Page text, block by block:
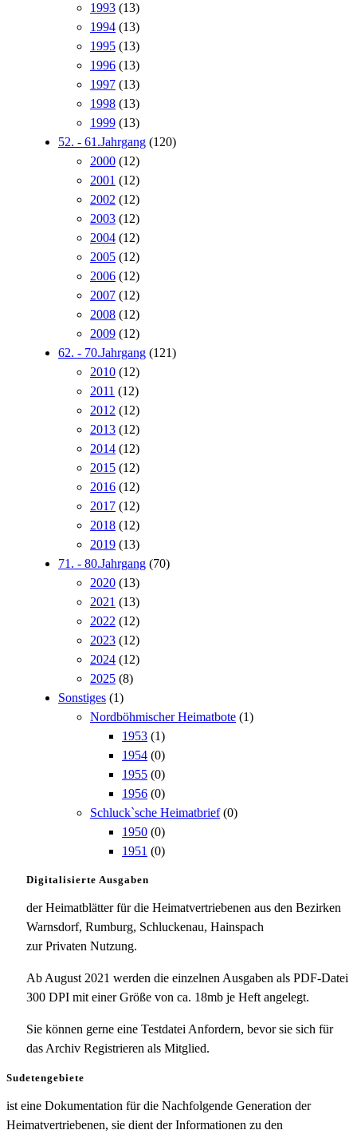
1993 (13)
1994 (13)
1995 (13)
1996 (13)
1997 (13)
1998 (13)
1999 (13)
52. - 61.Jahrgang (120)
2000 (12)
2001 (12)
2002 (12)
2003 (12)
2004 (12)
2005 (12)
2006 (12)
2007 (12)
2008 (12)
2009 (12)
62. - 70.Jahrgang (121)
2010 (12)
2011 (12)
2012 (12)
2013 (12)
2014 (12)
2015 (12)
2016 (12)
2017 (12)
2018 (12)
2019 (13)
71. - 80.Jahrgang (70)
2020 (13)
2021 (13)
2022 (12)
2023 (12)
2024 (12)
2025 (8)
Sonstiges (1)
Nordböhmischer Heimatbote (1)
1953 (1)
1954 (0)
1955 (0)
1956 (0)
Schluck`sche Heimatbrief (0)
1950 (0)
1951 (0)
Digitalisierte Ausgaben
der Heimatblätter für die Heimatvertriebenen aus den Bezirken
Warnsdorf, Rumburg, Schluckenau, Hainspach
zur Privaten Nutzung.
Ab August 2021 werden die einzelnen Ausgaben als PDF-Datei
300 DPI mit einer Größe von ca. 18mb je Heft angelegt.
Sie können gerne eine Testdatei Anfordern, bevor sie sich für
das Archiv Registrieren als Mitglied.
Sudetengebiete
ist eine Dokumentation für die Nachfolgende Generation der
Heimatvertriebenen, sie dient der Informationen zu den